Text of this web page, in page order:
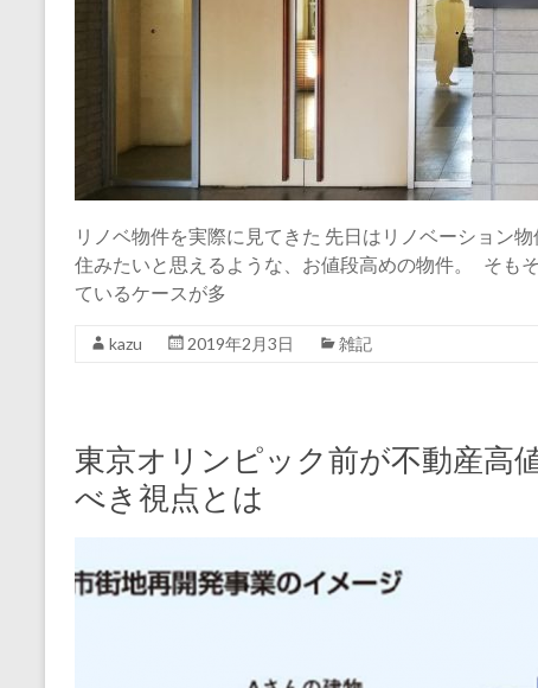
リノベ物件を実際に見てきた 先日はリノベーション
住みたいと思えるような、お値段高めの物件。 そも
ているケースが多
kazu 2019年2月3日 雑記
東京オリンピック前が不動産高
べき視点とは